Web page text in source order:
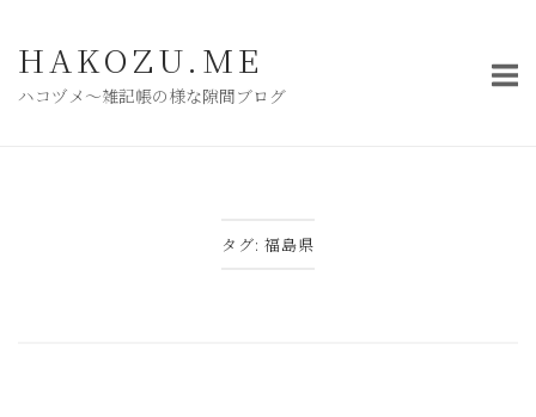
HAKOZU.ME
ハコヅメ〜雑記帳の様な隙間ブログ
タグ: 福島県